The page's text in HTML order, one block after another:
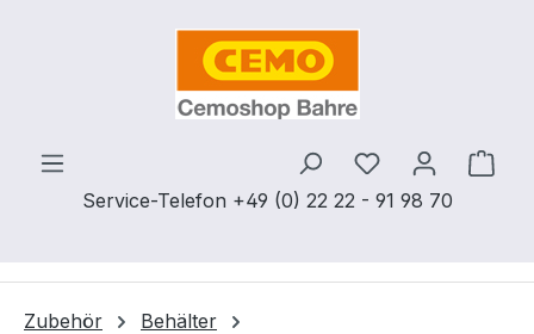
Zum Hauptinhalt springen
Service-Telefon +49 (0) 22 22 - 91 98 70
Du hast 0
Zubehör
Behälter